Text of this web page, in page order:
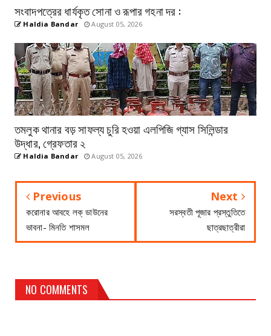
সংবাদপত্রের ধার্যকৃত সোনা ও রূপার গহনা দর :
Haldia Bandar August 05, 2026
তমলুক থানার বড় সাফল্য চুরি হওয়া এলপিজি গ্যাস সিলিন্ডার
উদ্ধার, গ্রেফতার ২
Haldia Bandar August 05, 2026
Previous
করোনার আবহে লক্ ডাউনের
ভাবনা- মিনতি শাসমল
Next
সরস্বতী পূজার প্রস্তুতিতে
ছাত্রছাত্রীরা
NO COMMENTS